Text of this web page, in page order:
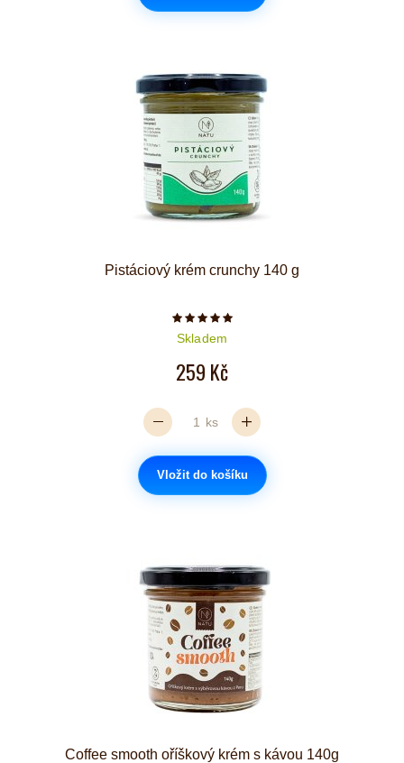
Pistáciový krém crunchy 140 g
Počet hvězdiček je 5 z 5
Skladem
259 Kč
ks
Vložit do košíku
Coffee smooth oříškový krém s kávou 140g